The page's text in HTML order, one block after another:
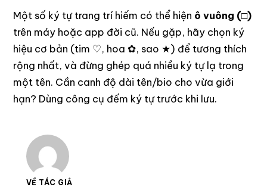
Một số ký tự trang trí hiếm có thể hiện ô vuông (□)
trên máy hoặc app đời cũ. Nếu gặp, hãy chọn ký
hiệu cơ bản (tim ♡, hoa ✿, sao ★) để tương thích
rộng nhất, và đừng ghép quá nhiều ký tự lạ trong
một tên. Cần canh độ dài tên/bio cho vừa giới
hạn? Dùng công cụ đếm ký tựtrước khi lưu.
VỀ TÁC GIẢ